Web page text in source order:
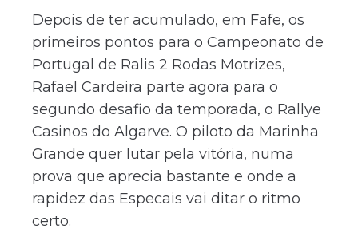
Depois de ter acumulado, em Fafe, os
primeiros pontos para o Campeonato de
Portugal de Ralis 2 Rodas Motrizes,
Rafael Cardeira parte agora para o
segundo desafio da temporada, o Rallye
Casinos do Algarve. O piloto da Marinha
Grande quer lutar pela vitória, numa
prova que aprecia bastante e onde a
rapidez das Especais vai ditar o ritmo
certo.